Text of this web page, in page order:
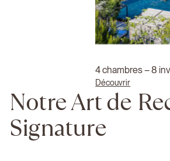
4 chambres – 8
Découvrir
Notre Art de
Signature